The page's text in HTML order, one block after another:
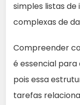
simples listas
complexas de
Compreender
é essencial
pois essa
tarefas